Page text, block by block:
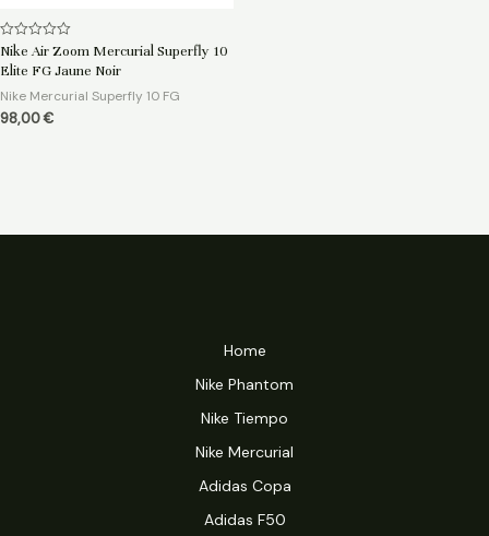
Note
sur
Nike Air Zoom Mercurial Superfly 10
Elite FG Jaune Noir
Nike Mercurial Superfly 10 FG
98,00€
Home
Nike Phantom
Nike Tiempo
Nike Mercurial
Adidas Copa
Adidas F50